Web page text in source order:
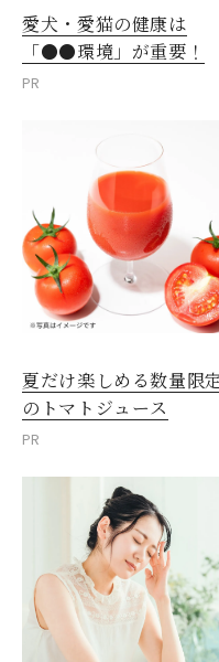
愛犬・愛猫の健康は
「●●環境」が重要！
PR
夏だけ楽しめる数量限
のトマトジュース
PR